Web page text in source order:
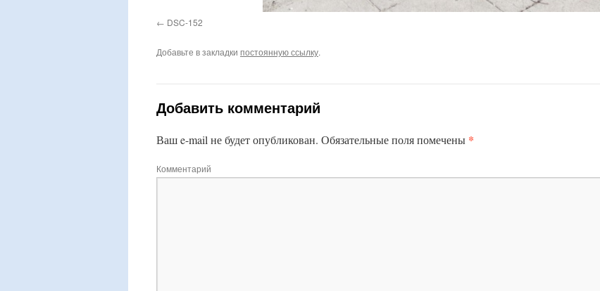
DSC-152
Добавьте в закладки постоянную ссылку.
Добавить комментарий
Ваш e-mail не будет опубликован. Обязательные поля помечены *
Комментарий